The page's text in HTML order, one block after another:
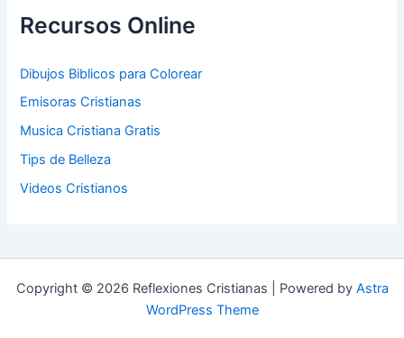
Recursos Online
Dibujos Biblicos para Colorear
Emisoras Cristianas
Musica Cristiana Gratis
Tips de Belleza
Videos Cristianos
Copyright © 2026 Reflexiones Cristianas | Powered by Astra
WordPress Theme